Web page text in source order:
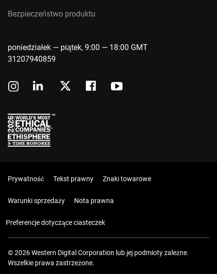
Bezpieczeństwo produktu
poniedziałek — piątek, 9:00 — 18:00 GMT
31207940859
Prywatność Tekst prawny Znaki towarowe
Warunki sprzedaży Nota prawna
Preferencje dotyczące ciasteczek
© 2026 Western Digital Corporation lub jej podmioty zależne.
Wszelkie prawa zastrzeżone.